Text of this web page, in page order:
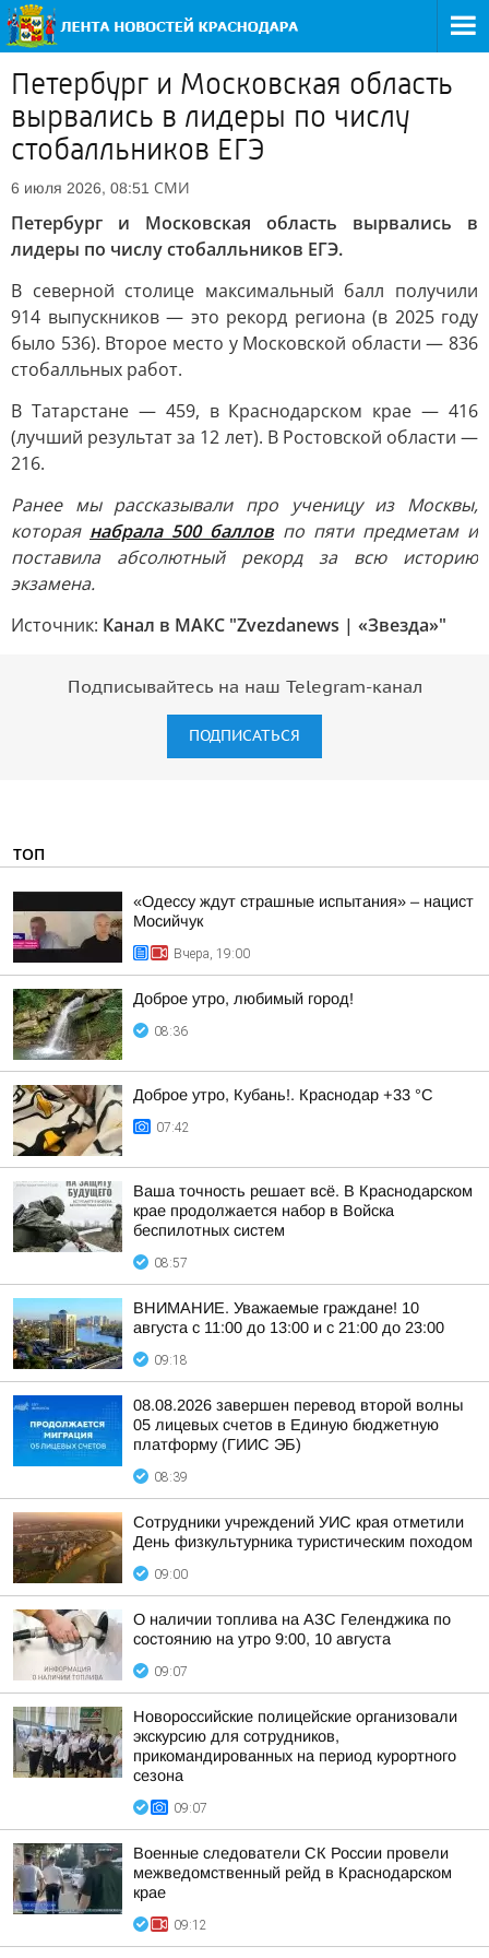
Петербург и Московская область
вырвались в лидеры по числу
стобалльников ЕГЭ
6 июля 2026, 08:51 СМИ
Петербург и Московская область вырвались в
лидеры по числу стобалльников ЕГЭ.
В северной столице максимальный балл получили
914 выпускников — это рекорд региона (в 2025 году
было 536). Второе место у Московской области — 836
стобалльных работ.
В Татарстане — 459, в Краснодарском крае — 416
(лучший результат за 12 лет). В Ростовской области —
216.
Ранее мы рассказывали про ученицу из Москвы,
которая набрала 500 балловпо пяти предметам и
поставила абсолютный рекорд за всю историю
экзамена.
Источник: Канал в МАКС "Zvezdanews | «Звезда»"
Подписывайтесь на наш Telegram-канал
ПОДПИСАТЬСЯ
ТОП
«Одессу ждут страшные испытания» – нацист
Мосийчук
Вчера, 19:00
Доброе утро, любимый город!
08:36
Доброе утро, Кубань!. Краснодар +33 °С
07:42
Ваша точность решает всё. В Краснодарском
крае продолжается набор в Войска
беспилотных систем
08:57
ВНИМАНИЕ. Уважаемые граждане! 10
августа с 11:00 до 13:00 и с 21:00 до 23:00
09:18
08.08.2026 завершен перевод второй волны
05 лицевых счетов в Единую бюджетную
платформу (ГИИС ЭБ)
08:39
Сотрудники учреждений УИС края отметили
День физкультурника туристическим походом
09:00
О наличии топлива на АЗС Геленджика по
состоянию на утро 9:00, 10 августа
09:07
Новороссийские полицейские организовали
экскурсию для сотрудников,
прикомандированных на период курортного
сезона
09:07
Военные следователи СК России провели
межведомственный рейд в Краснодарском
крае
09:12